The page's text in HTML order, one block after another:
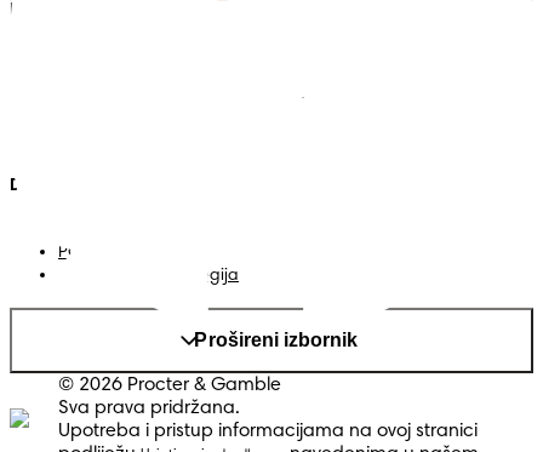
Pampers
Država/regija
PG web-stranica
Promijeni država/regija
Prošireni izbornik
© 2026 Procter & Gamble
Sva prava pridržana.
Upotreba i pristup informacijama na ovoj stranici